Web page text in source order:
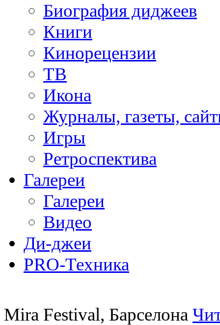
Биография диджеев
Книги
Кинорецензии
ТВ
Икона
Журналы, газеты,
Игры
Ретроспектива
Галереи
Галереи
Видео
Ди-джеи
PRO-Техника
Mira Festival, Барселона